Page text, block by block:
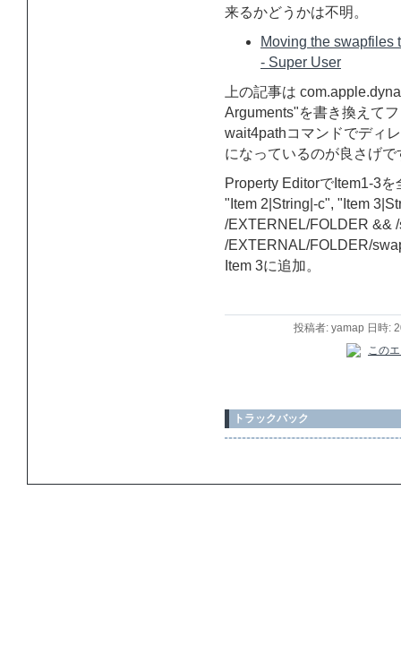
来るかどうかは不明。
Moving the swapfiles
- Super User
上の記事は
Arguments"を書き換えて
wait4pathコマンドでディ
になっているのが良さげで
Property EditorでItem1-3
"Item 2|String|-c", "Item
/EXTERNEL/FOLDER &&
/EXTERNAL/FOLDER/
Item 3に追加。
投稿者: yamap 日時:
トラックバック